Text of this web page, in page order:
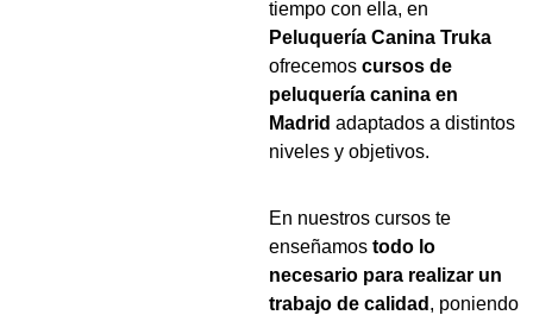
tiempo con ella, en
Peluquería Canina Truka
ofrecemos cursos de
peluquería canina en
Madrid adaptados a distintos
niveles y objetivos.
En nuestros cursos te
enseñamos todo lo
necesario para realizar un
trabajo de calidad , poniendo